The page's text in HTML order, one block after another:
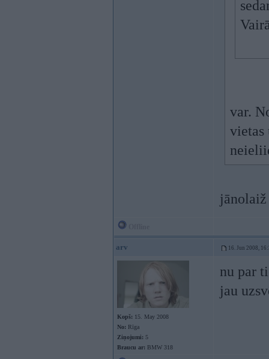
var.
vietas
arv 16. Jun 2008,
Kopš: 15. May 2008
No: Rīga
Ziņojumi: 5
Braucu ar: BMW 318
nu par
jau